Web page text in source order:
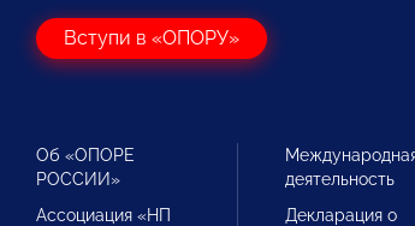
Вступи в «ОПОРУ»
Об «ОПОРЕ
РОССИИ»
Ассоциация «НП
деятельность
Декларация о